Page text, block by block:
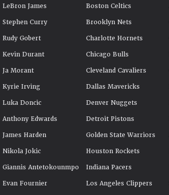
LeBron James
Stephen Curry
Rudy Gobert
Kevin Durant
Ja Morant
Kyrie Irving
Luka Doncic
Anthony Edwards
James Harden
Nikola Jokic
Giannis Antetokounmpo
Evan Fournier
Boston Celtics
Brooklyn Nets
Charlotte Hornets
Chicago Bulls
Cleveland Cavaliers
Dallas Mavericks
Denver Nuggets
Detroit Pistons
Golden State Warriors
Houston Rockets
Indiana Pacers
Los Angeles Clippers